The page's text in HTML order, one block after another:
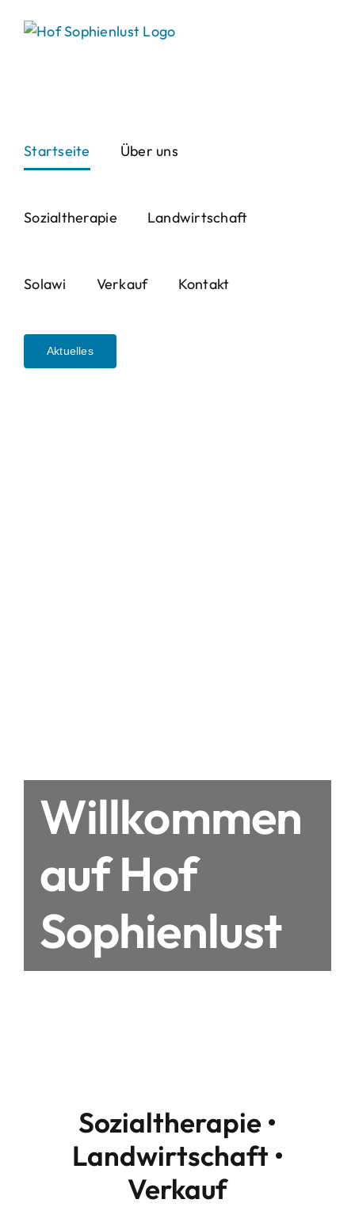
Startseite Über uns
Sozialtherapie Landwirtschaft
Solawi Verkauf Kontakt
Aktuelles
Willkommen
auf Hof
Sophienlust
Sozialtherapie •
Landwirtschaft •
Verkauf